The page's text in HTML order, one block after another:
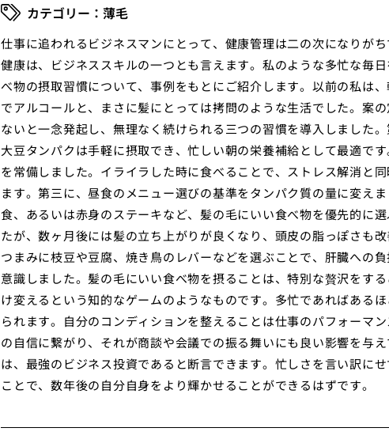
薄毛
仕事に追われるビジネスマンにとって、健康管理は二の次になりが
健康は、ビジネススキルの一つとも言えます。私のような多忙な毎
べ物の摂取習慣について、事例をもとにご紹介します。以前の私は
でアルコールと、まさに髪にとっては拷問のような生活でした。案
ないと一念発起し、無理なく続けられる三つの習慣を導入しました
大豆タンパクは手軽に摂取でき、忙しい朝の栄養補給として最適で
を常備しました。イライラした時に食べることで、ストレス解消と
ます。第三に、昼食のメニュー選びの基準をタンパク質の量に変え
食、あるいは赤身のステーキなど、髪の毛にいい食べ物を優先的に
たが、数ヶ月後には髪の立ち上がりが良くなり、頭皮の脂っぽさも
つまみに枝豆や豆腐、焼き鳥のレバーなどを選ぶことで、肝臓への
意識しました。髪の毛にいい食べ物を摂ることは、特別な贅沢をす
け変えるという知的なゲームのようなものです。多忙であればある
られます。自分のコンディションを整えることは仕事のパフォーマ
の自信に繋がり、それが商談や会議での振る舞いにも良い影響を与
は、最強のビジネス投資であると断言できます。忙しさを言い訳に
ことで、数年後の自分自身をより輝かせることができるはずです。